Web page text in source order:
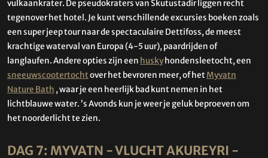
vulkaankrater. De pseudokraters van Skutustadir liggen recht
tegenover het hotel. Je kunt verschillende excursies boeken zoals
een super jeep tour naar de spectaculaire Dettifoss, de meest
krachtige waterval van Europa (4-5 uur), paardrijden of
langlaufen. Andere opties zijn een huskyhondensleetocht, een
sneeuwscootertochtover het bevroren meer, of hetMyvatn
Nature Bath , waar je een heerlijk bad kunt nemen in het
lichtblauwe water. ’s Avonds kun je weer je geluk beproeven om
het noorderlicht te zien.
DAG 7: MYVATN - VLUCHT AKUREYRI -